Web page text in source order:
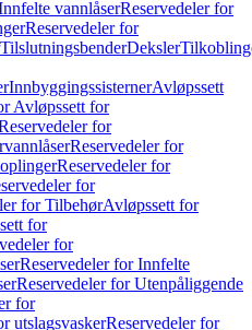
vannlåserReservedeler for
Reservedeler for
TilslutningsbenderDeksler
InnbyggingssisternerAvløpssett
Avløpssett for
for
Reservedeler for
Reservedeler for
for
for TilbehørAvløpssett for
for
for
Reservedeler for Innfelte
Reservedeler for Utenpåliggende
for
utslagsvaskerReservedeler for